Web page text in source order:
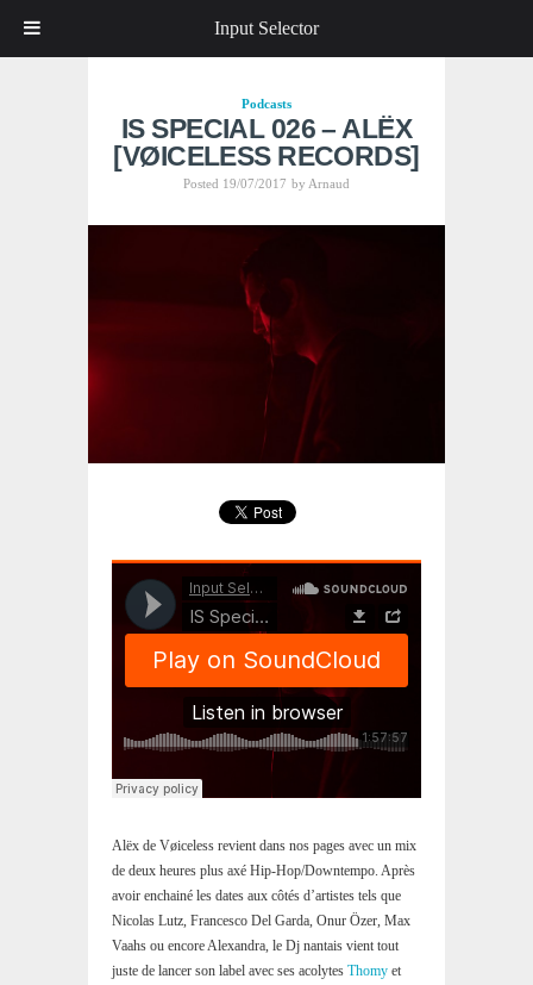
Podcasts
IS SPECIAL 026 – ALËX
[VØICELESS RECORDS]
Posted 19/07/2017 by Arnaud
Alëx de Vøiceless revient dans nos pages avec un mix
de deux heures plus axé Hip-Hop/Downtempo. Après
avoir enchainé les dates aux côtés d’artistes tels que
Nicolas Lutz, Francesco Del Garda, Onur Özer, Max
Vaahs ou encore Alexandra, le Dj nantais vient tout
juste de lancer son label avec ses acolytes Thomy et
Input Selector